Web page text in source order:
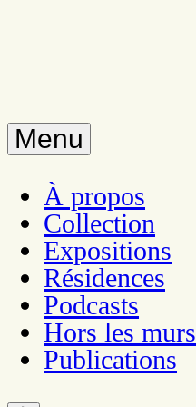
Menu
À propos
Collection
Expositions
Résidences
Podcasts
Hors les murs
Publications